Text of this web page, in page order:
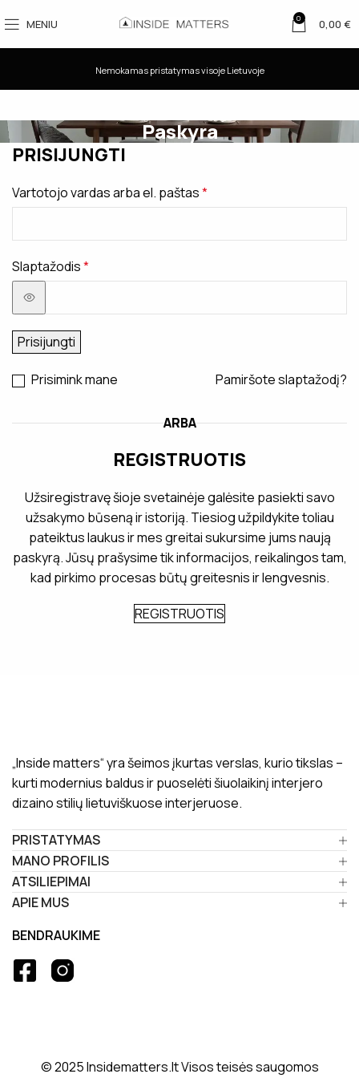
MENIU 0 0,00 €
Nemokamas pristatymas visoje Lietuvoje
Paskyra
PRISIJUNGTI
Vartotojo vardas arba el. paštas*
Slaptažodis*
Prisijungti
Pamiršote slaptažodį?
Prisimink mane
ARBA
REGISTRUOTIS
Užsiregistravę šioje svetainėje galėsite pasiekti savo
užsakymo būseną ir istoriją. Tiesiog užpildykite toliau
pateiktus laukus ir mes greitai sukursime jums naują
paskyrą. Jūsų prašysime tik informacijos, reikalingos tam,
kad pirkimo procesas būtų greitesnis ir lengvesnis.
REGISTRUOTIS
„Inside matters“ yra šeimos įkurtas verslas, kurio tikslas –
kurti modernius baldus ir puoselėti šiuolaikinį interjero
dizaino stilių lietuviškuose interjeruose.
PRISTATYMAS
MANO PROFILIS
ATSILIEPIMAI
APIE MUS
BENDRAUKIME
© 2025 Insidematters.lt Visos teisės saugomos